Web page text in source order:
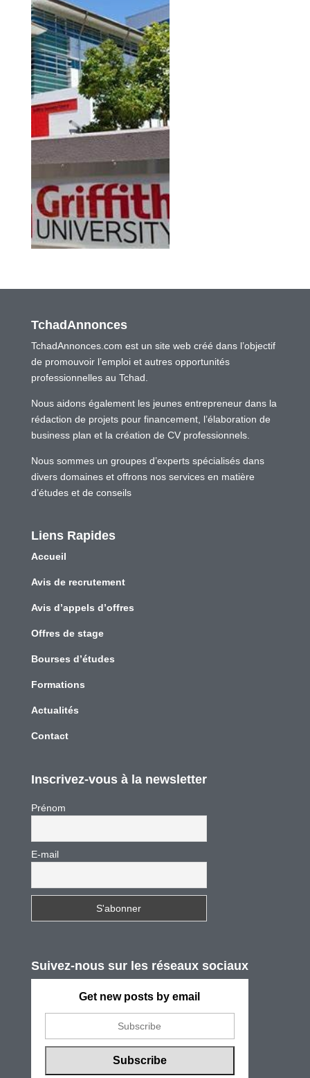
TchadAnnonces
TchadAnnonces.com est un site web créé dans l’objectif
de promouvoir l’emploi et autres opportunités
professionnelles au Tchad.
Nous aidons également les jeunes entrepreneur dans la
rédaction de projets pour financement, l’élaboration de
business plan et la création de CV professionnels.
Nous sommes un groupes d’experts spécialisés dans
divers domaines et offrons nos services en matière
d’études et de conseils
Liens Rapides
Accueil
Avis de recrutement
Avis d’appels d’offres
Offres de stage
Bourses d’études
Formations
Actualités
Contact
Inscrivez-vous à la newsletter
Prénom
E-mail
Suivez-nous sur les réseaux sociaux
Get new posts by email